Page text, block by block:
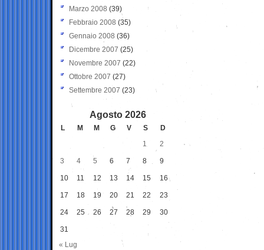
Marzo 2008 (39)
Febbraio 2008 (35)
Gennaio 2008 (36)
Dicembre 2007 (25)
Novembre 2007 (22)
Ottobre 2007 (27)
Settembre 2007 (23)
Agosto 2026
L M M G V S
D
1
2
3 4 5 6 7 8 9
10 11 12 13 14 15 16
17 18 19 20 21 22 23
24 25 26 27 28 29 30
31
« Lug